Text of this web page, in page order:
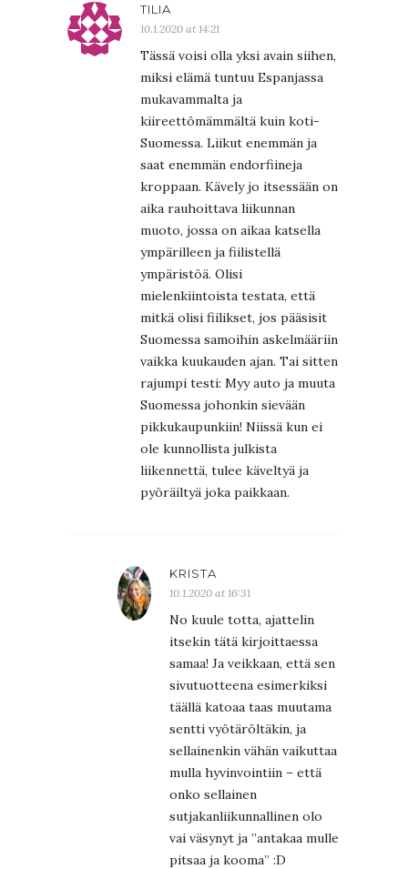
TILIA
10.1.2020 at 14:21
Tässä voisi olla yksi avain siihen,
miksi elämä tuntuu Espanjassa
mukavammalta ja
kiireettömämmältä kuin koti-
Suomessa. Liikut enemmän ja
saat enemmän endorfiineja
kroppaan. Kävely jo itsessään on
aika rauhoittava liikunnan
muoto, jossa on aikaa katsella
ympärilleen ja fiilistellä
ympäristöä. Olisi
mielenkiintoista testata, että
mitkä olisi fiilikset, jos pääsisit
Suomessa samoihin askelmääriin
vaikka kuukauden ajan. Tai sitten
rajumpi testi: Myy auto ja muuta
Suomessa johonkin sievään
pikkukaupunkiin! Niissä kun ei
ole kunnollista julkista
liikennettä, tulee käveltyä ja
pyöräiltyä joka paikkaan.
KRISTA
10.1.2020 at 16:31
No kuule totta, ajattelin
itsekin tätä kirjoittaessa
samaa! Ja veikkaan, että sen
sivutuotteena esimerkiksi
täällä katoaa taas muutama
sentti vyötäröltäkin, ja
sellainenkin vähän vaikuttaa
mulla hyvinvointiin – että
onko sellainen
sutjakanliikunnallinen olo
vai väsynyt ja ”antakaa mulle
pitsaa ja kooma” :D